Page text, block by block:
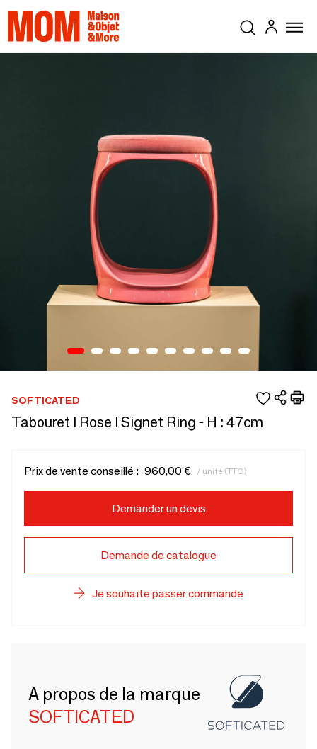
SOFTICATED
Tabouret I Rose I Signet Ring - H : 47cm
Prix de vente conseillé : 960,00 € / unité (TTC)
Demander un devis
Demande de catalogue
Je souhaite passer commande
A propos de la marque
SOFTICATED